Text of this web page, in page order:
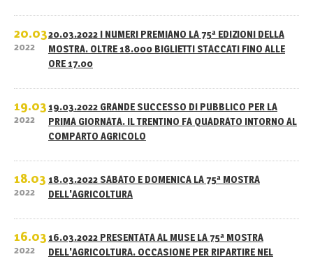
20.03
2022
20.03.2022 I NUMERI PREMIANO LA 75ª EDIZIONI DELLA
MOSTRA. OLTRE 18.000 BIGLIETTI STACCATI FINO ALLE
ORE 17.00
19.03
2022
19.03.2022 GRANDE SUCCESSO DI PUBBLICO PER LA
PRIMA GIORNATA. IL TRENTINO FA QUADRATO INTORNO AL
COMPARTO AGRICOLO
18.03
2022
18.03.2022 SABATO E DOMENICA LA 75ª MOSTRA
DELL'AGRICOLTURA
16.03
2022
16.03.2022 PRESENTATA AL MUSE LA 75ª MOSTRA
DELL'AGRICOLTURA. OCCASIONE PER RIPARTIRE NEL